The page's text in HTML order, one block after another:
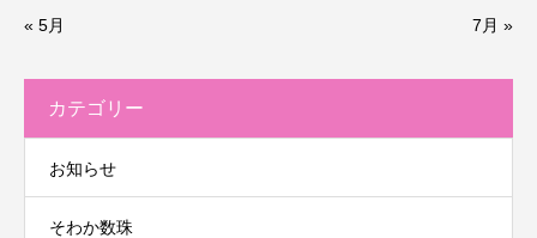
« 5月 7月 »
カテゴリー
お知らせ
そわか数珠